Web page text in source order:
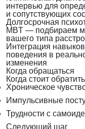
интервью для
и сопутствующих
Долгосрочная
MBT — подбираем
вашего типа
Интеграция навыков
поведения в
изменения
Когда обращаться
Когда стоит
Хроническое
Импульсивные
Трудности с
Следующий шаг